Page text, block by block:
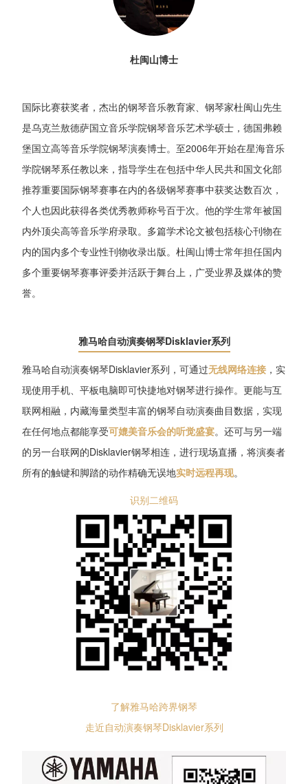
杜闽山博士
国际比赛获奖者，杰出的钢琴音乐教育家、钢琴家杜闽山先生
是乌克兰敖德萨国立音乐学院钢琴音乐艺术学硕士，德国弗赖
堡国立高等音乐学院钢琴演奏博士。至2006年开始在星海音乐
学院钢琴系任教以来，指导学生在包括中华人民共和国文化部
推荐重要国际钢琴赛事在内的各级钢琴赛事中获奖达数百次，
个人也因此获得各类优秀教师称号百于次。他的学生常年被国
内外顶尖高等音乐学府录取。多篇学术论文被包括核心刊物在
内的国内多个专业性刊物收录出版。杜闽山博士常年担任国内
多个重要钢琴赛事评委并活跃于舞台上，广受业界及媒体的赞
誉。
雅马哈自动演奏钢琴Disklavier系列
雅马哈自动演奏钢琴Disklavier系列，可通过无线网络连接 ，实
现使用手机、平板电脑即可快捷地对钢琴进行操作。更能与互
联网相融，内藏海量类型丰富的钢琴自动演奏曲目数据，实现
在任何地点都能享受可媲美音乐会的听觉盛宴。还可与另一端
的另一台联网的Disklavier钢琴相连，进行现场直播，将演奏者
所有的触键和脚踏的动作精确无误地实时远程再现。
识别二维码
了解雅马哈跨界钢琴
走近自动演奏钢琴Disklavier系列